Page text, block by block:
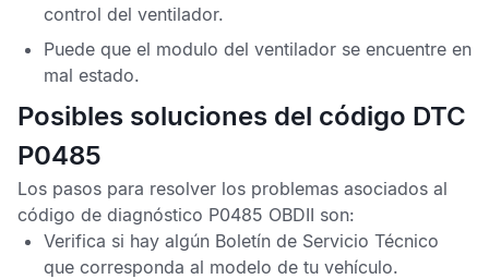
control del ventilador.
Puede que el modulo del ventilador se encuentre en
mal estado.
Posibles soluciones del código DTC
P0485
Los pasos para resolver los problemas asociados al
código de diagnóstico P0485 OBDII son:
Verifica si hay algún Boletín de Servicio Técnico
que corresponda al modelo de tu vehículo.